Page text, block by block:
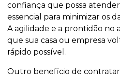
confiança que possa
essencial para minimizar os
A agilidade e a prontidão
que sua casa ou empresa
rápido possível.
Outro benefício de